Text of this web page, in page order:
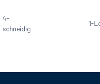
4-
schneidig
1-